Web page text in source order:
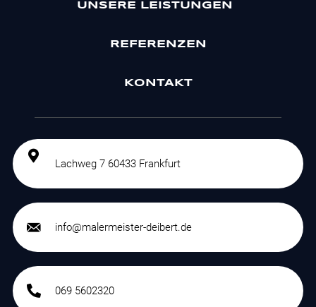
UNSERE LEISTUNGEN
REFERENZEN
KONTAKT
Lachweg 7 60433 Frankfurt
info@malermeister-deibert.de
069 5602320